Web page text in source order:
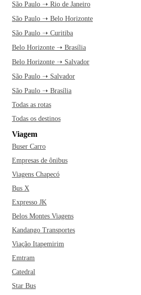
São Paulo ➝ Rio de Janeiro
São Paulo ➝ Belo Horizonte
São Paulo ➝ Curitiba
Belo Horizonte ➝ Brasília
Belo Horizonte ➝ Salvador
São Paulo ➝ Salvador
São Paulo ➝ Brasília
Todas as rotas
Todas os destinos
Viagem
Buser Carro
Empresas de ônibus
Viagens Chapecó
Bus X
Expresso JK
Belos Montes Viagens
Kandango Transportes
Viação Itapemirim
Emtram
Catedral
Star Bus